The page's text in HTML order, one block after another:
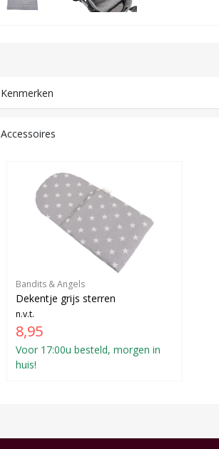
Kenmerken
Accessoires
Bandits & Angels
Dekentje grijs sterren
n.v.t.
8,95
Voor 17:00u besteld, morgen in
huis!